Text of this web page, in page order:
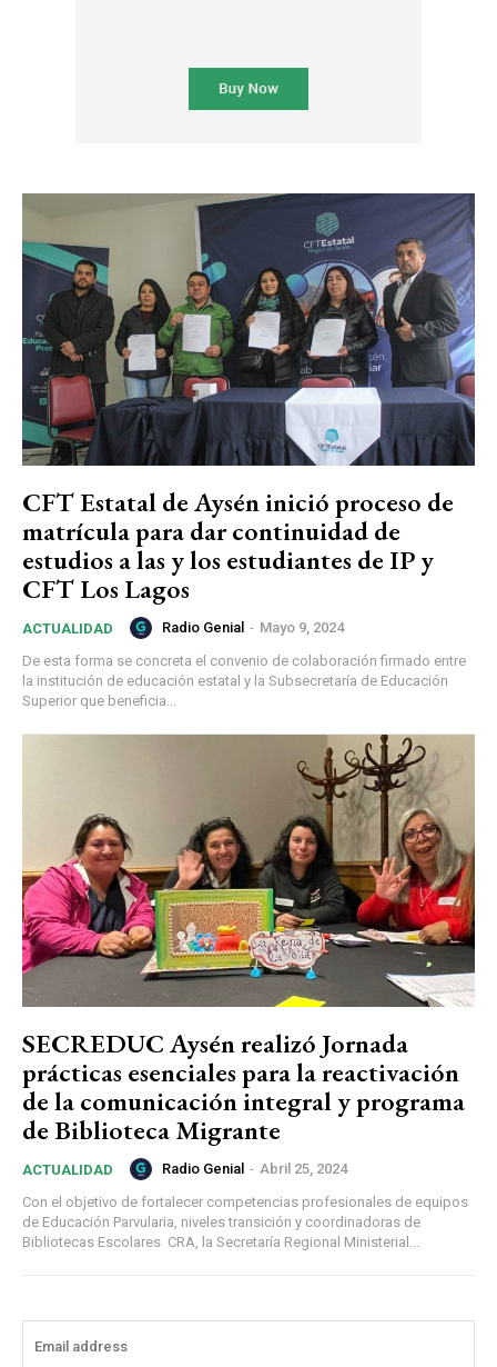
CFT Estatal de Aysén inició proceso de
matrícula para dar continuidad de
estudios a las y los estudiantes de IP y
CFT Los Lagos
ACTUALIDAD Radio Genial - Mayo 9, 2024
De esta forma se concreta el convenio de colaboración firmado entre
la institución de educación estatal y la Subsecretaría de Educación
Superior que beneficia...
SECREDUC Aysén realizó Jornada
prácticas esenciales para la reactivación
de la comunicación integral y programa
de Biblioteca Migrante
ACTUALIDAD Radio Genial - Abril 25, 2024
Con el objetivo de fortalecer competencias profesionales de equipos
de Educación Parvularia, niveles transición y coordinadoras de
Bibliotecas Escolares CRA, la Secretaría Regional Ministerial...